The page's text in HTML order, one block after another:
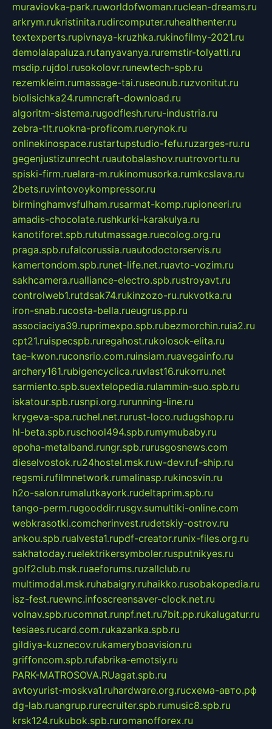
muraviovka-park.ruworldofwoman.ruclean-dreams.ru
arkrym.rukristinita.rudircomputer.ruhealthenter.ru
textexperts.rupivnaya-kruzhka.rukinofilmy-2021.ru
demolalapaluza.rutanyavanya.ruremstir-tolyatti.ru
msdip.rujdol.rusokolovr.runewtech-spb.ru
rezemkleim.rumassage-tai.ruseonub.ruzvonitut.ru
biolisichka24.rumncraft-download.ru
algoritm-sistema.rugodflesh.ruru-industria.ru
zebra-tlt.ruokna-proficom.ruerynok.ru
onlinekinospace.rustartupstudio-fefu.ruzarges-ru.ru
gegenjustizunrecht.ruautobalashov.ruutrovortu.ru
spiski-firm.ruelara-m.rukinomusorka.rumkcslava.ru
2bets.ruvintovoykompressor.ru
birminghamvsfulham.rusarmat-komp.rupioneeri.ru
amadis-chocolate.rushkurki-karakulya.ru
kanotiforet.spb.rututmassage.ruecolog.org.ru
praga.spb.rufalcorussia.ruautodoctorservis.ru
kamertondom.spb.runet-life.net.ruavto-vozim.ru
sakhcamera.rualliance-electro.spb.rustroyavt.ru
controlweb1.rutdsak74.rukinzozo-ru.rukvotka.ru
iron-snab.rucosta-bella.rueugrus.pp.ru
associaciya39.ruprimexpo.spb.rubezmorchin.ruia2.ru
cpt21.ruispecspb.ruregahost.rukolosok-elita.ru
tae-kwon.ruconsrio.com.ruinsiam.ruavegainfo.ru
archery161.rubigencyclica.ruvlast16.rukorru.net
sarmiento.spb.suextelopedia.rulammin-suo.spb.ru
iskatour.spb.rusnpi.org.rurunning-line.ru
krygeva-spa.ruchel.net.rurust-loco.rudugshop.ru
hl-beta.spb.ruschool494.spb.rumymubaby.ru
epoha-metalband.rungr.spb.rurusgosnews.com
dieselvostok.ru24hostel.msk.ruw-dev.ruf-ship.ru
regsmi.rufilmnetwork.rumalinasp.rukinosvin.ru
h2o-salon.rumalutkayork.rudeltaprim.spb.ru
tango-perm.rugooddir.rusgv.sumultiki-online.com
webkrasotki.comcherinvest.rudetskiy-ostrov.ru
ankou.spb.rualvesta1.rupdf-creator.runix-files.org.ru
sakhatoday.ruelektrikersymboler.rusputnikyes.ru
golf2club.msk.ruaeforums.ruzallclub.ru
multimodal.msk.ruhabaigry.ruhaikko.rusobakopedia.ru
isz-fest.ruewnc.infoscreensaver-clock.net.ru
volnav.spb.rucomnat.runpf.net.ru7bit.pp.rukalugatur.ru
tesiaes.rucard.com.rukazanka.spb.ru
gildiya-kuznecov.rukameryboavision.ru
griffoncom.spb.rufabrika-emotsiy.ru
PARK-MATROSOVA.RUagat.spb.ru
avtoyurist-moskva1.ruhardware.org.ruсхема-авто.рф
dg-lab.ruangrup.rurecruiter.spb.rumusic8.spb.ru
krsk124.rukubok.spb.ruromanofforex.ru